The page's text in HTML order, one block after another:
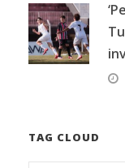
TAG CLOUD